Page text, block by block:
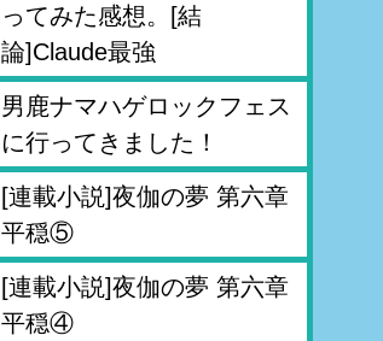
ってみた感想。[結
論]Claude最強
男鹿ナマハゲロックフェス
に行ってきました！
[連載小説]夜伽の夢 第六章
平穏⑤
[連載小説]夜伽の夢 第六章
平穏④